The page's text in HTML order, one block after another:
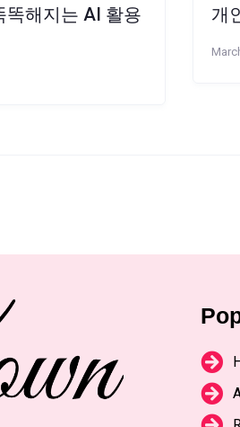
똑해지는 AI 활용
개